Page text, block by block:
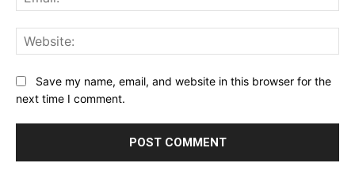
Save my name, email, and website in this browser for the
next time I comment.